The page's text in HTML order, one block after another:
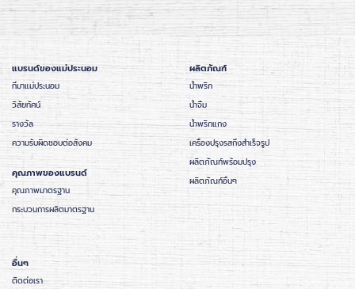
แบรนด์ของแม่ประนอม
ที่มาแม่ประนอม
วิสัยทัศน์
รางวัล
ความรับผิดชอบต่อสังคม
คุณภาพของแบรนด์
คุณภาพมาตรฐาน
กระบวนการผลิตมาตรฐาน
ผลิตภัณฑ์
น้ำพริก
น้ำจิ้ม
น้ำพริกแกง
เครื่องปรุงรสกึ่งสำเร็จรูป
ผลิตภัณฑ์พร้อมปรุง
ผลิตภัณฑ์อื่นๆ
อื่นๆ
ติดต่อเรา